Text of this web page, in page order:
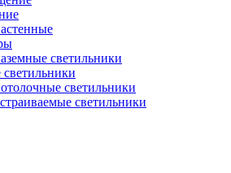
светильники
светильники
светильники